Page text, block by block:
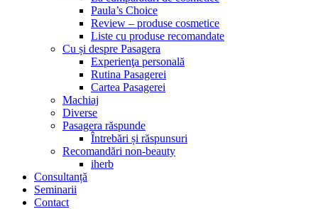
Paula’s Choice
Review – produse cosmetice
Liste cu produse recomandate
Cu și despre Pasagera
Experienţa personală
Rutina Pasagerei
Cartea Pasagerei
Machiaj
Diverse
Pasagera răspunde
Întrebări și răspunsuri
Recomandări non-beauty
iherb
Consultanță
Seminarii
Contact